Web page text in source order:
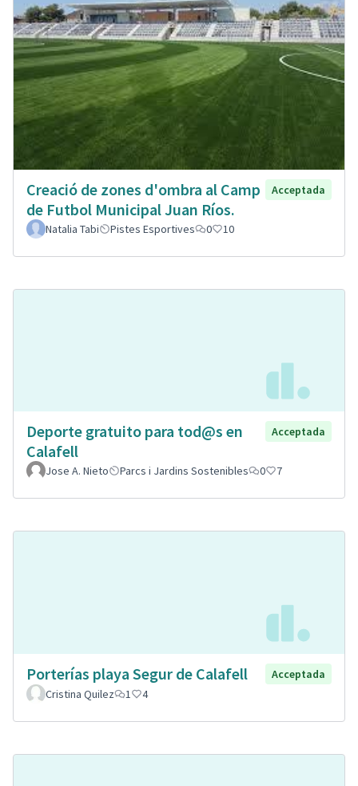
Creació de zones d'ombra al Camp
de Futbol Municipal Juan Ríos.
Acceptada
Natalia Tabi Pistes Esportives 0 10
Deporte gratuito para tod@s en
Calafell
Acceptada
Jose A. Nieto Parcs i Jardins Sostenibles 0 7
Porterías playa Segur de Calafell
Acceptada
Cristina Quilez
1 4